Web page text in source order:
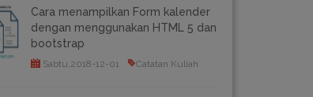
Cara menampilkan Form kalender
dengan menggunakan HTML 5 dan
bootstrap
Sabtu,2018-12-01 Catatan Kuliah